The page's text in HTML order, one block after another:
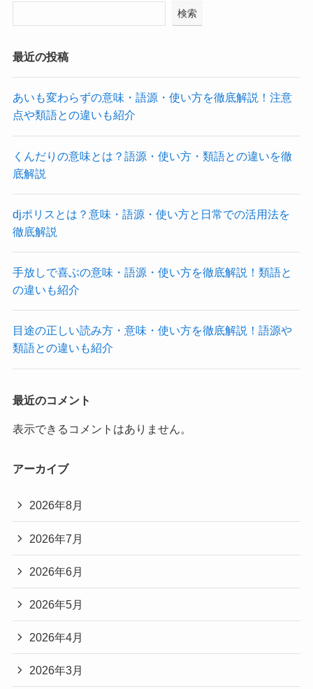
検索
最近の投稿
あいも変わらずの意味・語源・使い方を徹底解説！注意
点や類語との違いも紹介
くんだりの意味とは？語源・使い方・類語との違いを徹
底解説
djポリスとは？意味・語源・使い方と日常での活用法を
徹底解説
手放しで喜ぶの意味・語源・使い方を徹底解説！類語と
の違いも紹介
目途の正しい読み方・意味・使い方を徹底解説！語源や
類語との違いも紹介
最近のコメント
表示できるコメントはありません。
アーカイブ
2026年8月
2026年7月
2026年6月
2026年5月
2026年4月
2026年3月